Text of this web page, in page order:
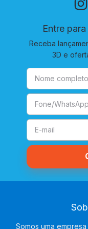
Entre
Receba
3D e
Somos uma